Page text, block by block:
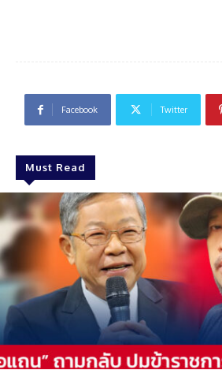
Facebook Twitter
Must Read